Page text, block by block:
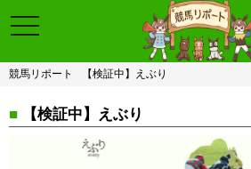
toggle
navigation
競馬リポート 【検証中】えぶり
■ 【検証中】えぶり